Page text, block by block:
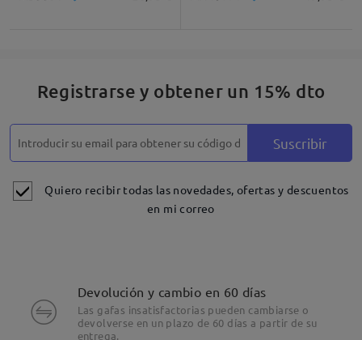
Registrarse y obtener un 15% dto
Suscribir
Quiero recibir todas las novedades, ofertas y descuentos
en mi correo
Devolución y cambio en 60 días
Las gafas insatisfactorias pueden cambiarse o
devolverse en un plazo de 60 días a partir de su
entrega.